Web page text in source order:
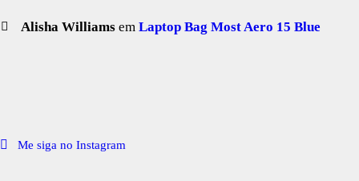
Alisha Williams emLaptop Bag Most Aero 15 Blue
Me siga no Instagram